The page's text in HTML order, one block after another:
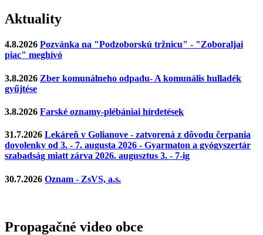
Aktuality
4.8.2026 Pozvánka na "Podzoborskú tržnicu" - "Zoboraljai
piac" meghívó
3.8.2026 Zber komunálneho odpadu- A komunális hulladék
gyűjtése
3.8.2026 Farské oznamy-plébániai hírdetések
31.7.2026 Lekáreň v Golianove - zatvorená z dôvodu čerpania
dovolenky od 3. - 7. augusta 2026 - Gyarmaton a gyógyszertár
szabadság miatt zárva 2026. augusztus 3. - 7-ig
30.7.2026 Oznam - ZsVS, a.s.
Propagačné video obce